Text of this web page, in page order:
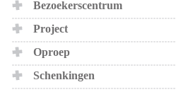
Bezoekerscentrum
Project
Oproep
Schenkingen